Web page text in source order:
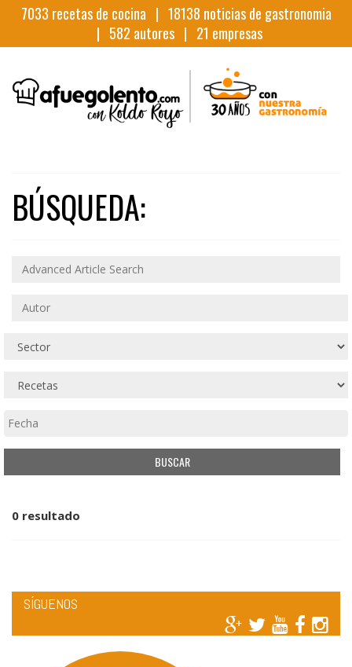
7033 recetas de cocina | 18138 noticias de gastronomia
| 582 autores | 21 empresas
BÚSQUEDA:
0 resultado
SÍGUENOS